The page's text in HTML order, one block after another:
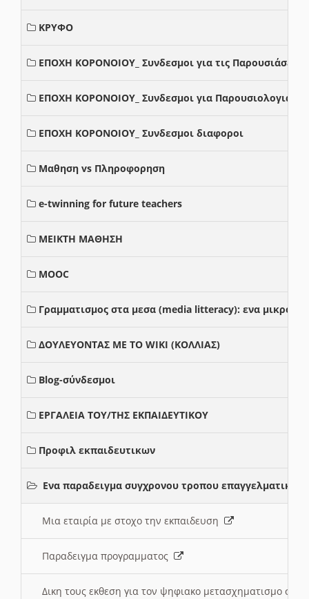
ΚΡΥΦΟ
ΕΠΟΧΗ ΚΟΡΟΝΟΙΟΥ_ Συνδεσμοι για τις Παρουσιάσεις
ΕΠΟΧΗ ΚΟΡΟΝΟΙΟΥ_ Συνδεσμοι για Παρουσιολογια
ΕΠΟΧΗ ΚΟΡΟΝΟΙΟΥ_ Συνδεσμοι διαφοροι
Μαθηση vs Πληροφορηση
e-twinning for future teachers
ΜΕΙΚΤΗ ΜΑΘΗΣΗ
MOOC
Γραμματισμος στα μεσα (media litteracy): ενα μικρο
ΔΟΥΛΕΥΟΝΤΑΣ ΜΕ ΤΟ WIKI (ΚΟΛΛΙΑΣ)
Blog-σύνδεσμοι
ΕΡΓΑΛΕΙΑ ΤΟΥ/ΤΗΣ ΕΚΠΑΙΔΕΥΤΙΚΟΥ
Προφιλ εκπαιδευτικων
Ενα παραδειγμα συγχρονου τροπου
Μια εταιρία με στοχο την εκπαιδευση
Παραδειγμα προγραμματος
Δικη τους εκθεση για τον ψηφιακο μετασχηματισμο